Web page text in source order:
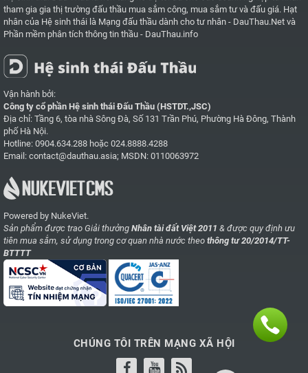
tham gia gia thị trường đấu thầu mua sắm công, mua sắm tư và đấu giá. Hạt
nhân của Hệ sinh thái là Mạng đấu thầu dành cho tư nhân - DauThau.Net và
Phần mềm phân tích thông tin thầu - DauThau.info
Vận hành bởi:
Công ty cổ phần Hệ sinh thái Đấu Thầu (HSTDT.,JSC)
Địa chỉ: Tầng 6, tòa nhà Sông Đà, Số 131 Trần Phú, Phường Hà Đông, Thành
phố Hà Nội.
Hotline: 0904.634.288 hoặc 024.8888.4288
Email: contact@dauthau.asia; MSDN: 0110063972
Powered by NukeViet.
Sản phẩm được trao Giải thưởng Nhân tài đất Việt 2011 & được quy định ưu
tiên mua sắm, sử dụng trong cơ quan nhà nước theo thông tư 20/2014/TT-
BTTTT
CHÚNG TÔI TRÊN MẠNG XÃ HỘI